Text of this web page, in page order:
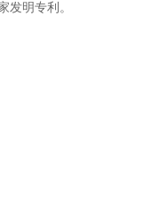
发明专利。